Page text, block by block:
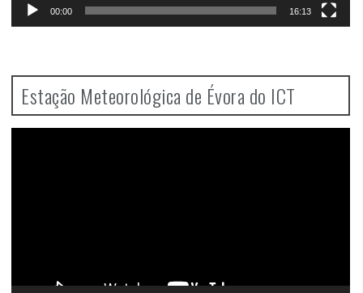
00:00 16:13
Estação Meteorológica de Évora do ICT